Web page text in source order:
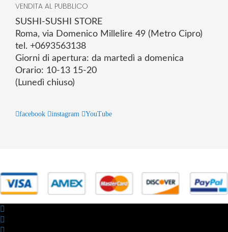
VENDITA AL PUBBLICO
SUSHI-SUSHI STORE
Roma, via Domenico Millelire 49 (Metro Cipro)
tel. +0693563138
Giorni di apertura: da martedì a domenica
Orario: 10-13 15-20
(Lunedì chiuso)
facebook instagram YouTube